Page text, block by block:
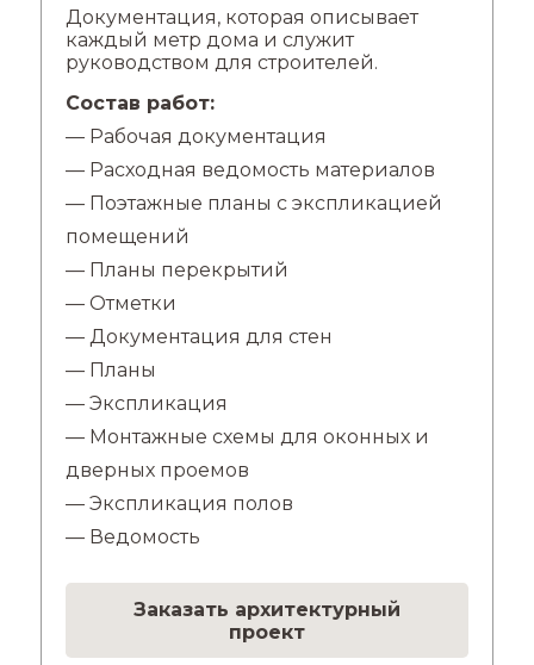
Документация, которая описывает
каждый метр дома и служит
руководством для строителей.
Состав работ:
— Рабочая документация
— Расходная ведомость материалов
— Поэтажные планы с экспликацией
помещений
— Планы перекрытий
— Отметки
— Документация для стен
— Планы
— Экспликация
— Монтажные схемы для оконных и
дверных проемов
— Экспликация полов
— Ведомость
Заказать архитектурный
проект